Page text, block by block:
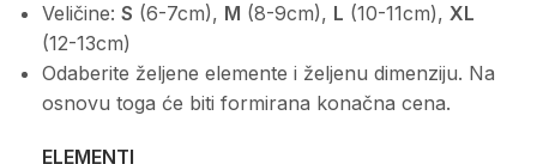
Veličine: S (6-7cm), M (8-9cm), L (10-11cm), XL
(12-13cm)
Odaberite željene elemente i željenu dimenziju. Na
osnovu toga će biti formirana konačna cena.
ELEMENTI